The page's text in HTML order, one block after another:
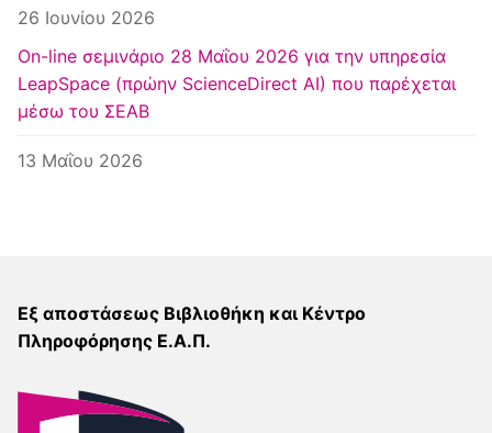
26 Ιουνίου 2026
Οn-line σεμινάριο 28 Μαΐου 2026 για την υπηρεσία
LeapSpace (πρώην ScienceDirect AI) που παρέχεται
μέσω του ΣΕΑΒ
13 Μαΐου 2026
Εξ αποστάσεως Βιβλιοθήκη και Κέντρο
Πληροφόρησης Ε.Α.Π.